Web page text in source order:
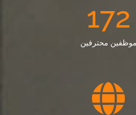
172
موظفين محترفين